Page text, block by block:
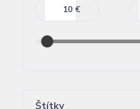
€
Štítky